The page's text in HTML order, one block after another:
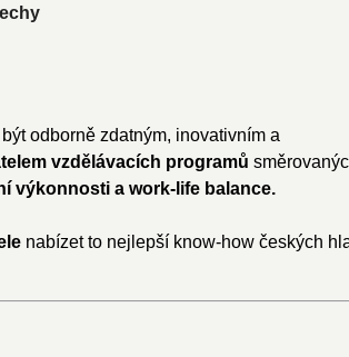
odborně zdatným, inovativním a
vzdělávacích programů
výkonnosti a work-life balance.
nabízet to nejlepší know-how českých